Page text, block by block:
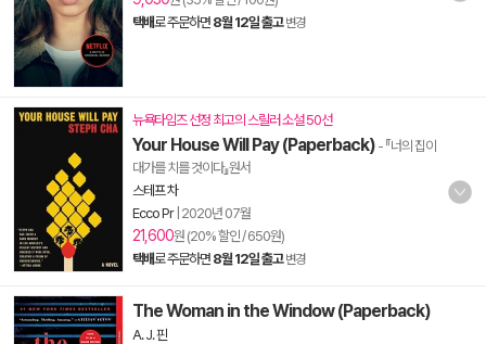
택배로 주문하면 8월 12일 출고 변경
뉴욕타임즈 선정 최고의 스릴러 소설 50선
Your House Will Pay (Paperback) - 『너의 집이
대가를 치를 것이다』원서
스테프 차
Ecco Pr 2020년 07월
21,600원 (20% 할인 / 650원)
택배로 주문하면 8월 12일 출고 변경
The Woman in the Window (Paperback)
A. J. 핀